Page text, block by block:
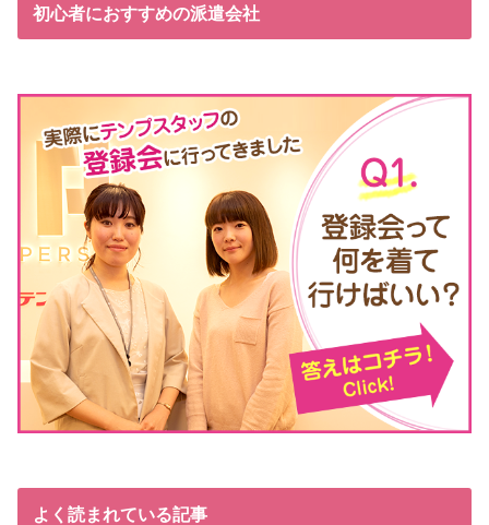
初心者におすすめの派遣会社
よく読まれている記事